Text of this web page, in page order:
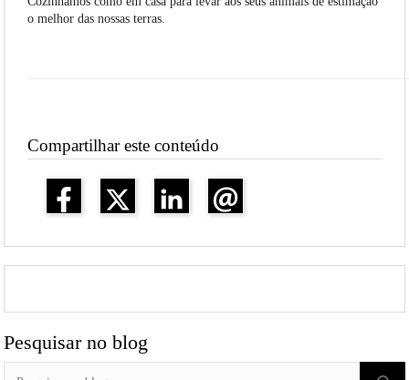
o melhor das nossas terras.
Compartilhar este conteúdo
Pesquisar no blog